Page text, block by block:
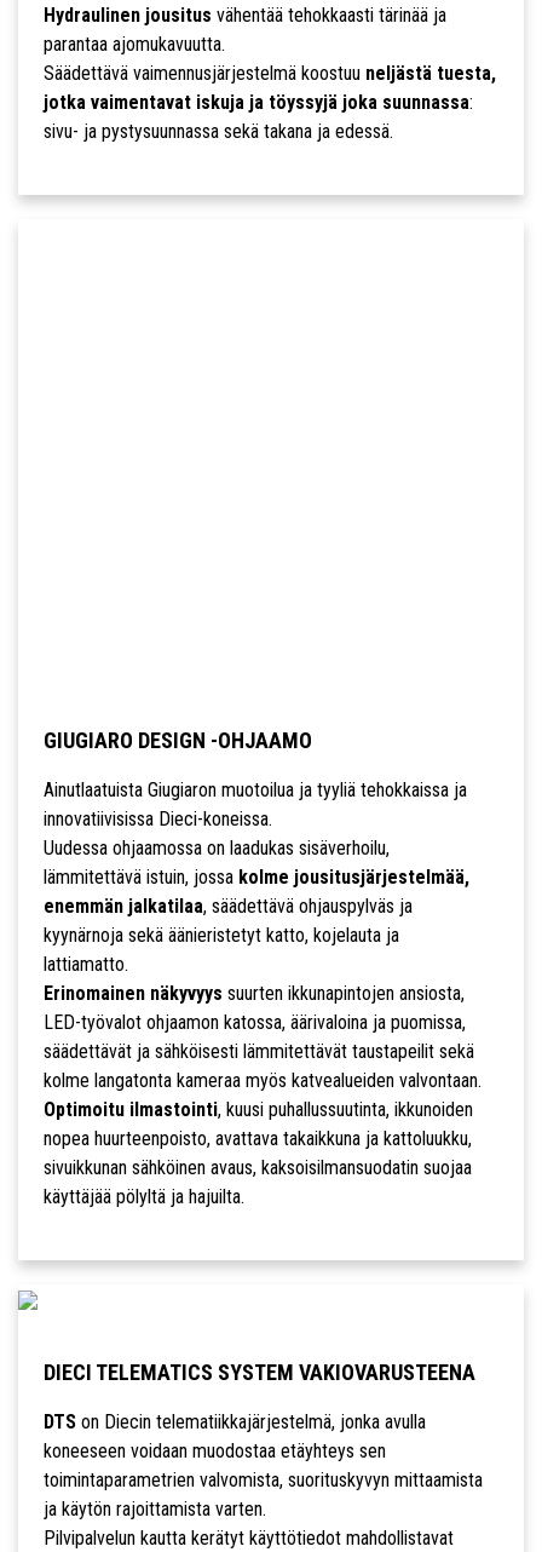
Hydraulinen jousitus vähentää tehokkaasti tärinää ja
parantaa ajomukavuutta.
Säädettävä vaimennusjärjestelmä koostuu neljästä tuesta,
jotka vaimentavat iskuja ja töyssyjä joka suunnassa:
sivu- ja pystysuunnassa sekä takana ja edessä.
GIUGIARO DESIGN -OHJAAMO
Ainutlaatuista Giugiaron muotoilua ja tyyliä tehokkaissa ja
innovatiivisissa Dieci-koneissa.
Uudessa ohjaamossa on laadukas sisäverhoilu,
lämmitettävä istuin, jossa kolme jousitusjärjestelmää,
enemmän jalkatilaa, säädettävä ohjauspylväs ja
kyynärnoja sekä äänieristetyt katto, kojelauta ja
lattiamatto.
Erinomainen näkyvyys suurten ikkunapintojen ansiosta,
LED-työvalot ohjaamon katossa, äärivaloina ja puomissa,
säädettävät ja sähköisesti lämmitettävät taustapeilit sekä
kolme langatonta kameraa myös katvealueiden valvontaan.
Optimoitu ilmastointi, kuusi puhallussuutinta, ikkunoiden
nopea huurteenpoisto, avattava takaikkuna ja kattoluukku,
sivuikkunan sähköinen avaus, kaksoisilmansuodatin suojaa
käyttäjää pölyltä ja hajuilta.
DIECI TELEMATICS SYSTEM VAKIOVARUSTEENA
DTSon Diecin telematiikkajärjestelmä, jonka avulla
koneeseen voidaan muodostaa etäyhteys sen
toimintaparametrien valvomista, suorituskyvyn mittaamista
ja käytön rajoittamista varten.
Pilvipalvelun kautta kerätyt käyttötiedot mahdollistavat